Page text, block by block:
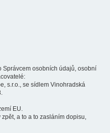
osobních údajů, osobní
s.r.o., se sídlem Vinohradská
EU.
a to a to zasláním dopisu,